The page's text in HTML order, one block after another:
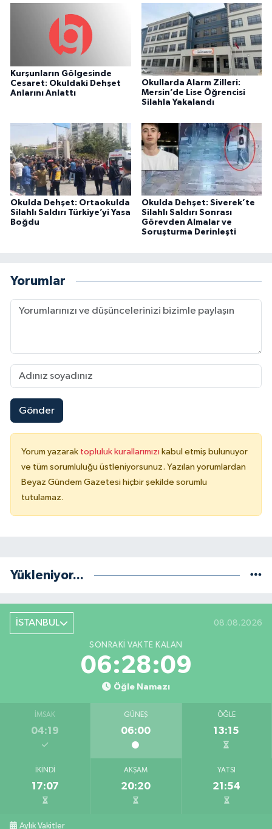
Kurşunların Gölgesinde
Cesaret: Okuldaki Dehşet
Anlarını Anlattı
Okullarda Alarm Zilleri:
Mersin’de Lise Öğrencisi
Silahla Yakalandı
Okulda Dehşet: Ortaokulda
Silahlı Saldırı Türkiye’yi Yasa
Boğdu
Okulda Dehşet: Siverek’te
Silahlı Saldırı Sonrası
Görevden Almalar ve
Soruşturma Derinleşti
Yorumlar
Gönder
Yorum yazarak topluluk kurallarımızı kabul etmiş bulunuyor
ve tüm sorumluluğu üstleniyorsunuz. Yazılan yorumlardan
Beyaz Gündem Gazetesi hiçbir şekilde sorumlu
tutulamaz.
Yükleniyor...
İSTANBUL 08.08.2026
SONRAKI VAKTE KALAN
06:28:09
Öğle Namazı
İMSAK
04:19
GÜNEŞ
06:00
ÖĞLE
13:15
İKINDI
17:07
AKŞAM
20:20
YATSI
21:54
Aylık Vakitler